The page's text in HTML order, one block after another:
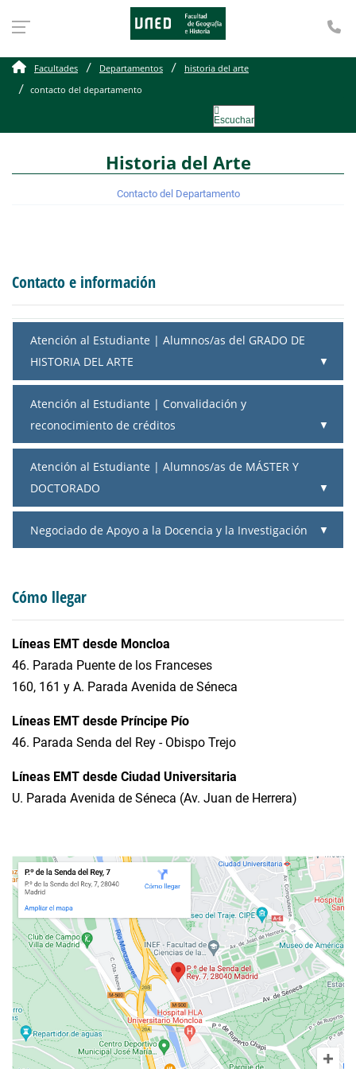
contacto del
Facultades Departamentos
historia del arte
contacto del departamento
Escuchar
Historia del Arte
Contacto del Departamento
Contacto e información
Atención al Estudiante | Alumnos/as del GRADO DE
HISTORIA DEL ARTE
Atención al Estudiante | Convalidación y
reconocimiento de créditos
Atención al Estudiante | Alumnos/as de MÁSTER Y
DOCTORADO
Negociado de Apoyo a la Docencia y la Investigación
Cómo llegar
Líneas EMT desde Moncloa
46. Parada Puente de los Franceses
160, 161 y A. Parada Avenida de Séneca
Líneas EMT desde Príncipe Pío
46. Parada Senda del Rey - Obispo Trejo
Líneas EMT desde Ciudad Universitaria
U. Parada Avenida de Séneca (Av. Juan de Herrera)